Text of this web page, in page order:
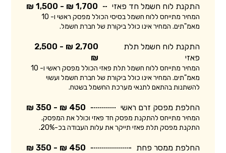
התקנת לוח חשמל חד פאזי 1,700 ₪ - 1,500 ₪
המחיר מתייחס ללוח חשמל בסיסי הכולל מפסק ראשי ו- 10
מאמ"תים. המחיר אינו כולל ביקורת של חברת חשמל.
התקנת לוח חשמל תלת
פאזי
2,700 ₪ - 2,500
₪
המחיר מתייחס ללוח חשמל תלת פאזי הכולל מפסק ראשי ו- 10
מאמ"תים. המחיר אינו כולל ביקורת של חברת חשמל ועשוי
להשתנות בהתאם לתנאי מערכת החשמל בשטח.
החלפת מפסק זרם ראשי 450 ₪ - 350 ₪
המחיר מתייחס להתקנת מפסק חד פאזי וכולל את המפסק.
התקנת מפסק תלת פאזי תייקר את עלות העבודה בכ-20%.
החלפת ממסר פחת 450 ₪ - 350 ₪